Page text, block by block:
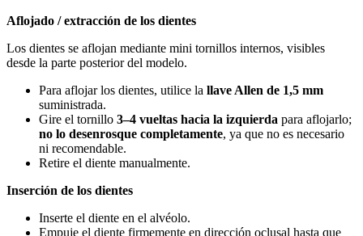
Aflojado / extracción de los dientes
Los dientes se aflojan mediante mini tornillos internos, visibles
desde la parte posterior del modelo.
Para aflojar los dientes, utilice la llave Allen de 1,5 mm
suministrada.
Gire el tornillo 3–4 vueltas hacia la izquierda para aflojarlo;
no lo desenrosque completamente, ya que no es necesario
ni recomendable.
Retire el diente manualmente.
Inserción de los dientes
Inserte el diente en el alvéolo.
Empuje el diente firmemente en dirección oclusal hasta que